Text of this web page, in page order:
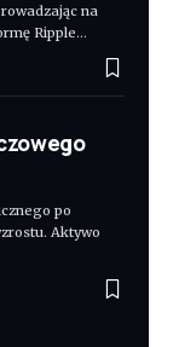
na
Ripple…
po
Aktywo